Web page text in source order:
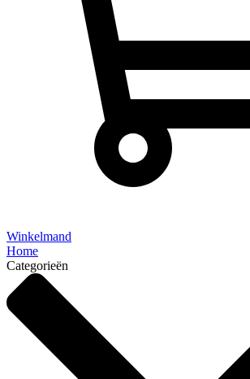
Winkelmand
Home
Categorieën